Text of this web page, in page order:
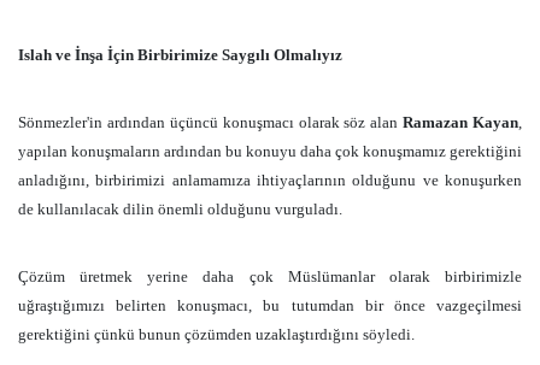
Islah ve İnşa İçin Birbirimize Saygılı Olmalıyız
Sönmezler'in ardından üçüncü konuşmacı olarak söz alanRamazan Kayan,
yapılan konuşmaların ardından bu konuyu daha çok konuşmamız gerektiğini
anladığını, birbirimizi anlamamıza ihtiyaçlarının olduğunu ve konuşurken
de kullanılacak dilin önemli olduğunu vurguladı.
Çözüm üretmek yerine daha çok Müslümanlar olarak birbirimizle
uğraştığımızı belirten konuşmacı, bu tutumdan bir önce vazgeçilmesi
gerektiğini çünkü bunun çözümden uzaklaştırdığını söyledi.